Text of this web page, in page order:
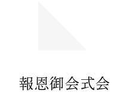
報恩御会式